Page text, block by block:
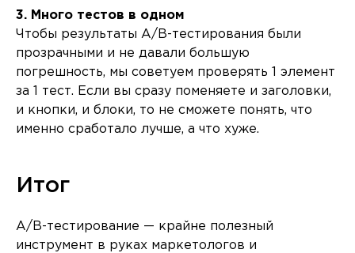
3. Много тестов в одном
Чтобы результаты A/B-тестирования были
прозрачными и не давали большую
погрешность, мы советуем проверять 1 элемент
за 1 тест. Если вы сразу поменяете и заголовки,
и кнопки, и блоки, то не сможете понять, что
именно сработало лучше, а что хуже.
Итог
A/B-тестирование — крайне полезный
инструмент в руках маркетологов и